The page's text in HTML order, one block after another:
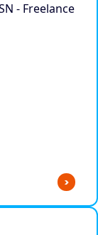
- Freelance
>